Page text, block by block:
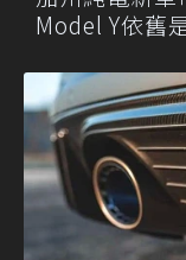
Model Y依舊